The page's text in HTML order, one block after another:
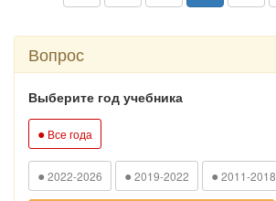
Вопрос
Выберите год учебника
● Все года
● 2022-2026 ● 2019-2022 ● 2011-2018